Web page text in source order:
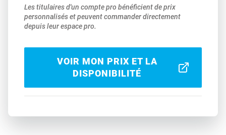
Les titulaires d'un compte pro bénéficient de prix
personnalisés et peuvent commander directement
depuis leur espace pro.
VOIR MON PRIX ET LA
DISPONIBILITÉ